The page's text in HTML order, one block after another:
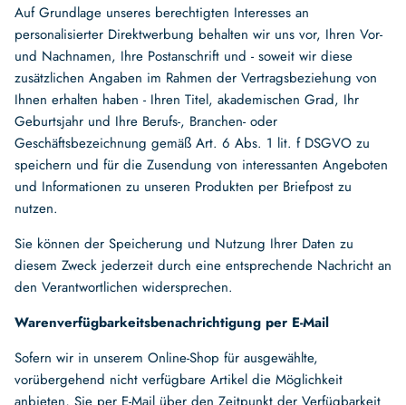
Auf Grundlage unseres berechtigten Interesses an
personalisierter Direktwerbung behalten wir uns vor, Ihren Vor-
und Nachnamen, Ihre Postanschrift und - soweit wir diese
zusätzlichen Angaben im Rahmen der Vertragsbeziehung von
Ihnen erhalten haben - Ihren Titel, akademischen Grad, Ihr
Geburtsjahr und Ihre Berufs-, Branchen- oder
Geschäftsbezeichnung gemäß Art. 6 Abs. 1 lit. f DSGVO zu
speichern und für die Zusendung von interessanten Angeboten
und Informationen zu unseren Produkten per Briefpost zu
nutzen.
Sie können der Speicherung und Nutzung Ihrer Daten zu
diesem Zweck jederzeit durch eine entsprechende Nachricht an
den Verantwortlichen widersprechen.
Warenverfügbarkeitsbenachrichtigung per E-Mail
Sofern wir in unserem Online-Shop für ausgewählte,
vorübergehend nicht verfügbare Artikel die Möglichkeit